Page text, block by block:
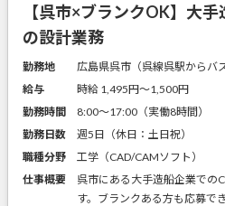
【呉市×ブランクOK】大
の設計業務
勤務地
広島県呉市（呉線呉駅からバ
給与
時給 1,495円〜1,500円
勤務時間
8:00～17:00（実働8時間）
勤務日数
週5日（休日：土日祝）
職種分野
工学（CAD/CAMソフト）
仕事概要
呉市にある大手造船企業での
す。ブランクある方も応募で